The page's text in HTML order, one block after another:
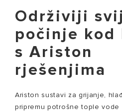
Održiviji
počinje kod
s Ariston
rješenjima
Ariston sustavi za grijanje,
pripremu potrošne tople vode